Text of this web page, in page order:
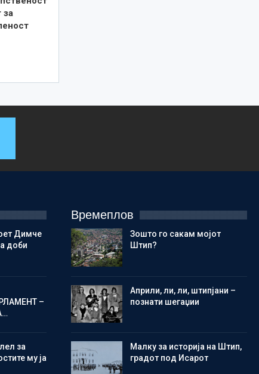
за
Димче
доби
–
за
му ја
Времеплов
Зошто го сакам мојот
Штип?
Aприли, ли, ли, штипјани –
познати шегаџии
Малку за историја на Штип,
градот под Исарот